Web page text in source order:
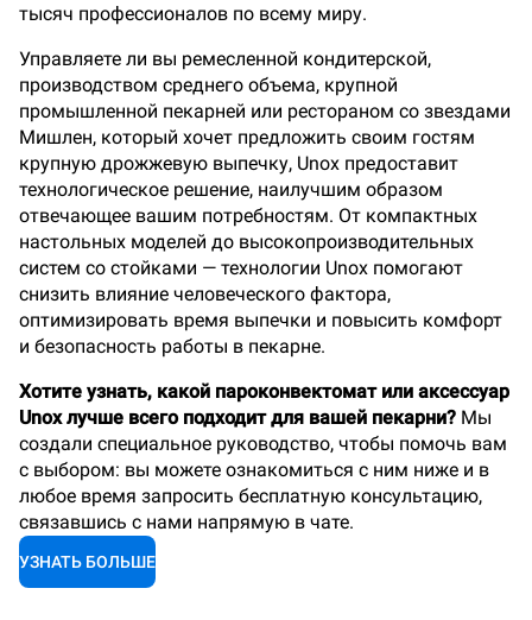
тысяч профессионалов по всему миру.
Управляете ли вы ремесленной кондитерской,
производством среднего объема, крупной
промышленной пекарней или рестораном со звездами
Мишлен, который хочет предложить своим гостям
крупную дрожжевую выпечку, Unox предоставит
технологическое решение, наилучшим образом
отвечающее вашим потребностям. От компактных
настольных моделей до высокопроизводительных
систем со стойками — технологии Unox помогают
снизить влияние человеческого фактора,
оптимизировать время выпечки и повысить комфорт
и безопасность работы в пекарне.
Хотите узнать, какой пароконвектомат или аксессуар
Unox лучше всего подходит для вашей пекарни? Мы
создали специальное руководство, чтобы помочь вам
с выбором: вы можете ознакомиться с ним ниже и в
любое время запросить бесплатную консультацию,
связавшись с нами напрямую в чате.
УЗНАТЬ БОЛЬШЕ